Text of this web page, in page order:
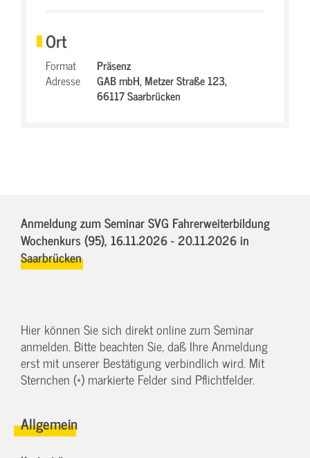
Ort
Format
Präsenz
Adresse
GAB mbH,Metzer Straße 123,
66117 Saarbrücken
Anmeldung zum Seminar SVG Fahrerweiterbildung
Wochenkurs (95), 16.11.2026 - 20.11.2026in
Saarbrücken
Hier können Sie sich direkt online zum Seminar
anmelden. Bitte beachten Sie, daß Ihre Anmeldung
erst mit unserer Bestätigung verbindlich wird. Mit
Sternchen (*) markierte Felder sind Pflichtfelder.
Allgemein